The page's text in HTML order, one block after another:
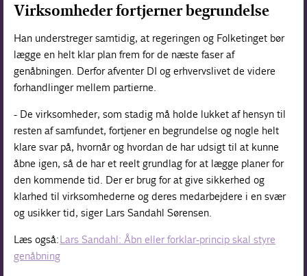
Virksomheder fortjerner begrundelse
Han understreger samtidig, at regeringen og Folketinget bør
lægge en helt klar plan frem for de næste faser af
genåbningen. Derfor afventer DI og erhvervslivet de videre
forhandlinger mellem partierne.
- De virksomheder, som stadig må holde lukket af hensyn til
resten af samfundet, fortjener en begrundelse og nogle helt
klare svar på, hvornår og hvordan de har udsigt til at kunne
åbne igen, så de har et reelt grundlag for at lægge planer for
den kommende tid. Der er brug for at give sikkerhed og
klarhed til virksomhederne og deres medarbejdere i en svær
og usikker tid, siger Lars Sandahl Sørensen.
Læs også:Lars Sandahl: Åbn eller forklar-princip skal styre
genåbning